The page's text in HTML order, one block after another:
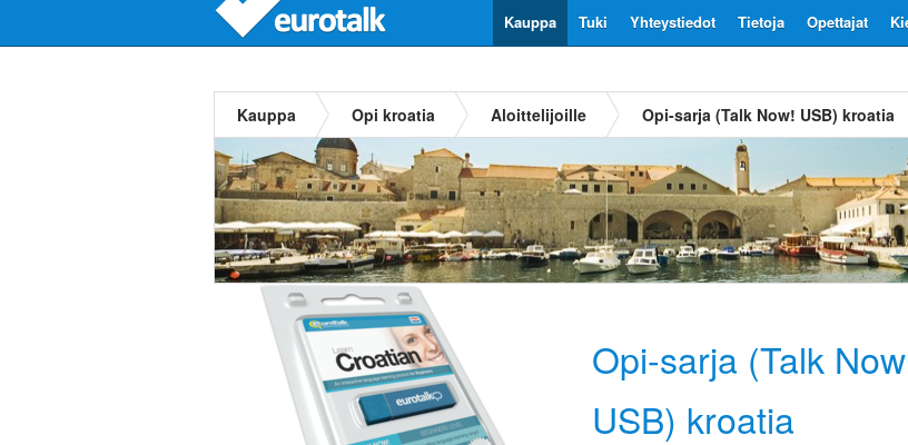
Opettajat
Tietoja
Yhteystiedot
Tuki
Kauppa
Kauppa Opi kroatia Aloittelijoille Opi-sarja (Talk Now! USB) kroatia
Opi-sarja (Talk
USB) kroatia